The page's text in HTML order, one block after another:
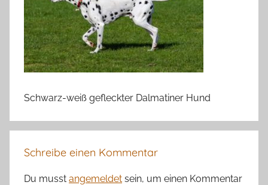
Schwarz-weiß gefleckter Dalmatiner Hund
Schreibe einen Kommentar
Du musst angemeldet sein, um einen Kommentar